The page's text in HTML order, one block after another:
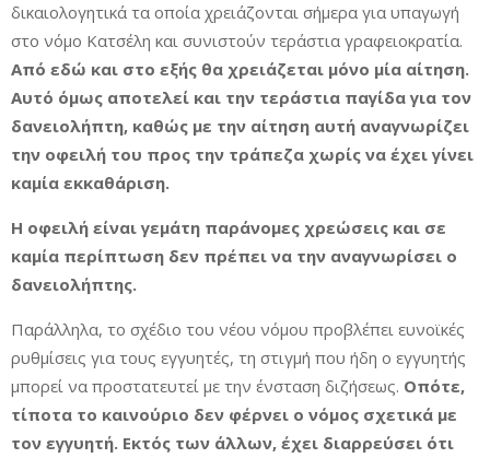
δικαιολογητικά τα οποία χρειάζονται σήμερα για υπαγωγή
στο νόμο Κατσέλη και συνιστούν τεράστια γραφειοκρατία.
Από εδώ και στο εξής θα χρειάζεται μόνο μία αίτηση.
Αυτό όμως αποτελεί και την τεράστια παγίδα για τον
δανειολήπτη, καθώς με την αίτηση αυτή αναγνωρίζει
την οφειλή του προς την τράπεζα χωρίς να έχει γίνει
καμία εκκαθάριση.
Η οφειλή είναι γεμάτη παράνομες χρεώσεις και σε
καμία περίπτωση δεν πρέπει να την αναγνωρίσει ο
δανειολήπτης.
Παράλληλα, το σχέδιο του νέου νόμου προβλέπει ευνοϊκές
ρυθμίσεις για τους εγγυητές, τη στιγμή που ήδη ο εγγυητής
μπορεί να προστατευτεί με την ένσταση διζήσεως. Οπότε,
τίποτα το καινούριο δεν φέρνει ο νόμος σχετικά με
τον εγγυητή. Εκτός των άλλων, έχει διαρρεύσει ότι